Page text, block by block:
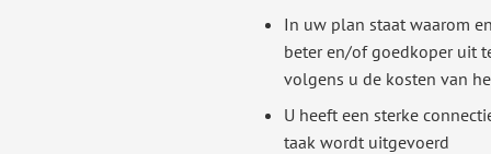
In uw plan staat waarom
beter en/of goedkoper uit
volgens u de kosten van
U heeft een sterke
taak wordt uitgevoerd